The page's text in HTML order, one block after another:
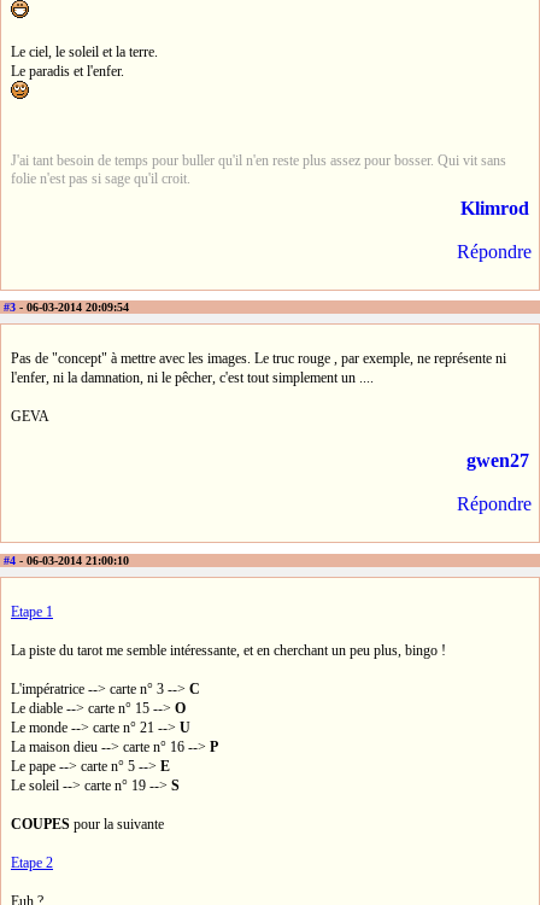
Le ciel, le soleil et la terre.
Le paradis et l'enfer.
J'ai tant besoin de temps pour buller qu'il n'en reste plus assez pour bosser. Qui vit sans
folie n'est pas si sage qu'il croit.
Klimrod
Répondre
#3 - 06-03-2014 20:09:54
Pas de "concept" à mettre avec les images. Le truc rouge , par exemple, ne représente ni
l'enfer, ni la damnation, ni le pêcher, c'est tout simplement un ....
GEVA
gwen27
Répondre
#4 - 06-03-2014 21:00:10
Etape 1
La piste du tarot me semble intéressante, et en cherchant un peu plus, bingo !
L'impératrice --> carte n° 3 --> C
Le diable --> carte n° 15 --> O
Le monde --> carte n° 21 --> U
La maison dieu --> carte n° 16 --> P
Le pape --> carte n° 5 --> E
Le soleil --> carte n° 19 --> S
COUPES pour la suivante
Etape 2
Euh ?